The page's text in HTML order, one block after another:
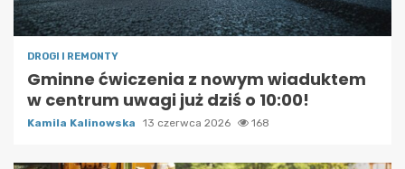
DROGI I REMONTY
Gminne ćwiczenia z nowym wiaduktem
w centrum uwagi już dziś o 10:00!
Kamila Kalinowska 13 czerwca 2026 168